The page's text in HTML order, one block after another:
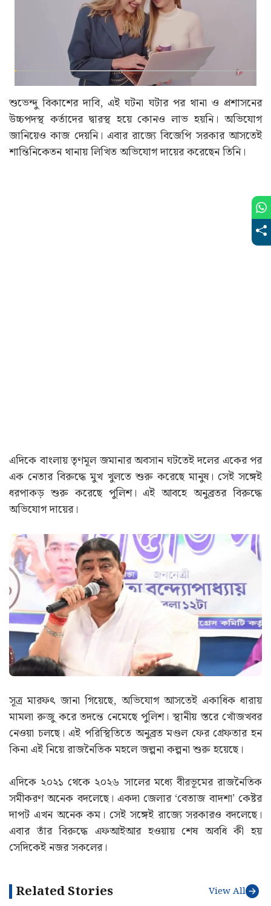
শুভেন্দু বিকাশের দাবি, এই ঘটনা ঘটার পর থানা ও প্রশাসনের
উচ্চপদস্থ কর্তাদের দ্বারস্থ হয়ে কোনও লাভ হয়নি। অভিযোগ
জানিয়েও কাজ দেয়নি। এবার রাজ্যে বিজেপি সরকার আসতেই
শান্তিনিকেতন থানায় লিখিত অভিযোগ দায়ের করেছেন তিনি।
এদিকে বাংলায় তৃণমূল জমানার অবসান ঘটতেই দলের একের পর
এক নেতার বিরুদ্ধে মুখ খুলতে শুরু করেছে মানুষ। সেই সঙ্গেই
ধরপাকড় শুরু করেছে পুলিশ। এই আবহে অনুব্রতর বিরুদ্ধে
অভিযোগ দায়ের।
সূত্র মারফৎ জানা গিয়েছে, অভিযোগ আসতেই একাধিক ধারায়
মামলা রুজু করে তদন্তে নেমেছে পুলিশ। স্থানীয় স্তরে খোঁজখবর
নেওয়া চলছে। এই পরিস্থিতিতে অনুব্রত মণ্ডল ফের গ্রেফতার হন
কিনা এই নিয়ে রাজনৈতিক মহলে জল্পনা কল্পনা শুরু হয়েছে।
এদিকে ২০২১ থেকে ২০২৬ সালের মধ্যে বীরভূমের রাজনৈতিক
সমীকরণ অনেক বদলেছে। একদা জেলার ‘বেতাজ বাদশা’ কেষ্টর
দাপট এখন অনেক কম। সেই সঙ্গেই রাজ্যে সরকারও বদলেছে।
এবার তাঁর বিরুদ্ধে এফআইআর হওয়ায় শেষ অবধি কী হয়
সেদিকেই নজর সকলের।
Related Stories View All